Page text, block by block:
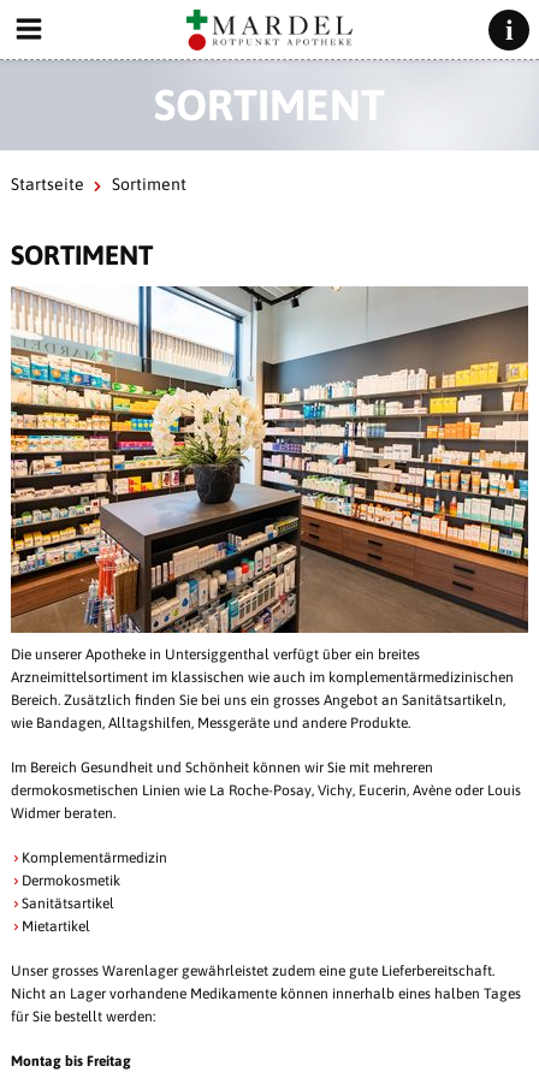
SORTIMENT
Startseite Sortiment
SORTIMENT
Die unserer Apotheke in Untersiggenthal verfügt über ein breites
Arzneimittelsortiment im klassischen wie auch im komplementärmedizinischen
Bereich. Zusätzlich finden Sie bei uns ein grosses Angebot an Sanitätsartikeln,
wie Bandagen, Alltagshilfen, Messgeräte und andere Produkte.
Im Bereich Gesundheit und Schönheit können wir Sie mit mehreren
dermokosmetischen Linien wie La Roche-Posay, Vichy, Eucerin, Avène oder Louis
Widmer beraten.
Komplementärmedizin
Dermokosmetik
Sanitätsartikel
Mietartikel
Unser grosses Warenlager gewährleistet zudem eine gute Lieferbereitschaft.
Nicht an Lager vorhandene Medikamente können innerhalb eines halben Tages
für Sie bestellt werden:
Montag bis Freitag